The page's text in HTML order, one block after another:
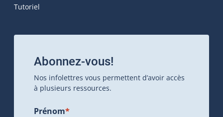
Tutoriel
Abonnez-vous!
Nos infolettres vous permettent d’avoir accès
à plusieurs ressources.
Prénom*